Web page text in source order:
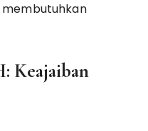
Keajaiban